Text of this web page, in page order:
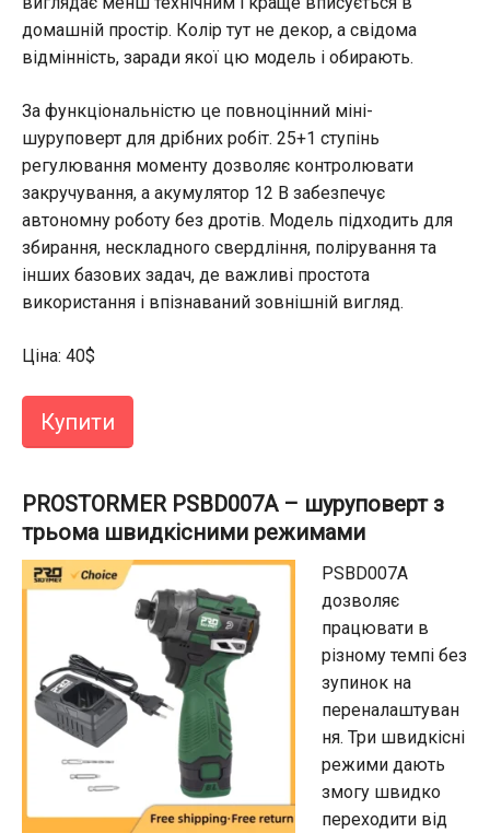
домашній простір. Колір тут не декор, а свідома
відмінність, заради якої цю модель і обирають.
За функціональністю це повноцінний міні-
шуруповерт для дрібних робіт. 25+1 ступінь
регулювання моменту дозволяє контролювати
закручування, а акумулятор 12 В забезпечує
автономну роботу без дротів. Модель підходить для
збирання, нескладного свердління, полірування та
інших базових задач, де важливі простота
використання і впізнаваний зовнішній вигляд.
Ціна: 40$
Купити
PROSTORMER PSBD007A – шуруповерт з
трьома швидкісними режимами
PSBD007A
дозволяє
працювати в
різному темпі без
зупинок на
переналаштуван
ня. Три швидкісні
режими дають
змогу швидко
переходити від